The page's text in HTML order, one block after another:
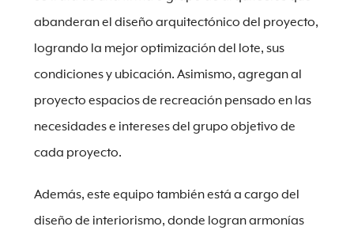
abanderan el diseño arquitectónico del proyecto,
logrando la mejor optimización del lote, sus
condiciones y ubicación. Asimismo, agregan al
proyecto espacios de recreación pensado en las
necesidades e intereses del grupo objetivo de
cada proyecto.
Además, este equipo también está a cargo del
diseño de interiorismo, donde logran armonías